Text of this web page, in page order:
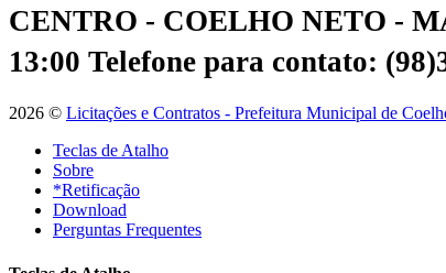
CENTRO - COELHO NETO -
13:00 Telefone para contato:
2026 © Licitações e Contratos - Prefeitura Municipal de
Teclas de Atalho
Sobre
*Retificação
Download
Perguntas Frequentes